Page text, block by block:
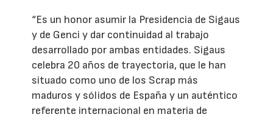
“Es un honor asumir la Presidencia de Sigaus
y de Genci y dar continuidad al trabajo
desarrollado por ambas entidades. Sigaus
celebra 20 años de trayectoria, que le han
situado como uno de los Scrap más
maduros y sólidos de España y un auténtico
referente internacional en materia de